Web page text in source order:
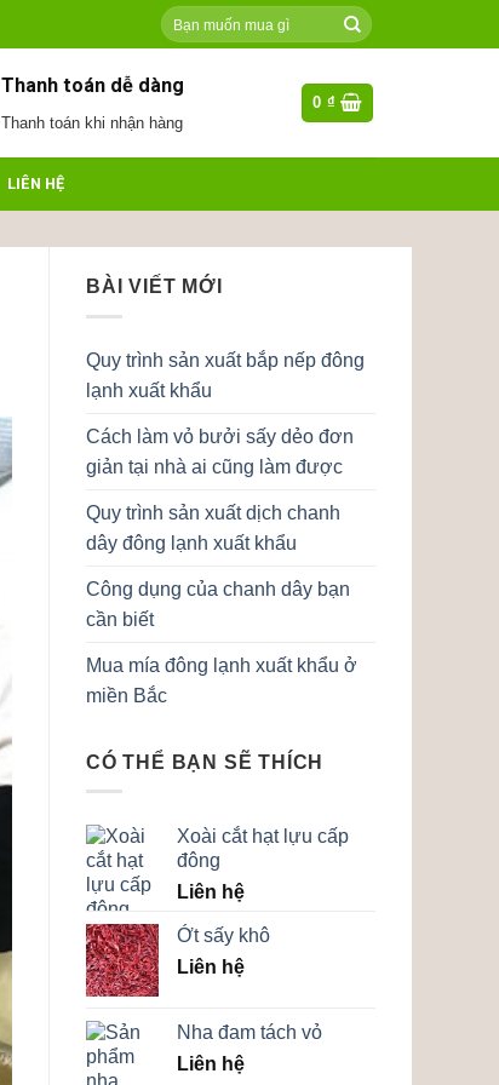
Tìm
kiếm:
Thanh toán dễ dàng
Thanh toán khi nhận hàng
0 ₫
LIÊN HỆ
BÀI VIẾT MỚI
Quy trình sản xuất bắp nếp đông
lạnh xuất khẩu
Cách làm vỏ bưởi sấy dẻo đơn
giản tại nhà ai cũng làm được
Quy trình sản xuất dịch chanh
dây đông lạnh xuất khẩu
Công dụng của chanh dây bạn
cần biết
Mua mía đông lạnh xuất khẩu ở
miền Bắc
CÓ THỂ BẠN SẼ THÍCH
Xoài cắt hạt lựu cấp
đông
Liên hệ
Ớt sấy khô
Liên hệ
Nha đam tách vỏ
Liên hệ